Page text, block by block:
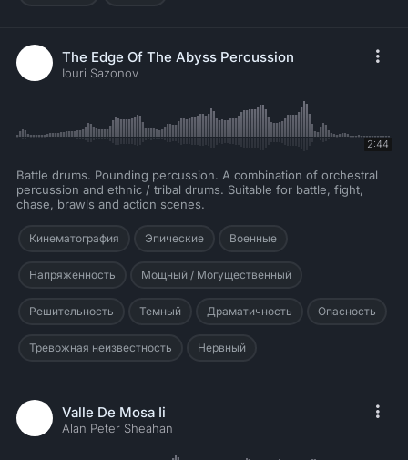
The Edge Of The Abyss Percussion
Iouri Sazonov
2:44
Battle drums. Pounding percussion. A combination of orchestral
percussion and ethnic / tribal drums. Suitable for battle, fight,
chase, brawls and action scenes.
Кинематография Эпические Военные
Напряженность Мощный / Могущественный
Решительность Темный Драматичность Опасность
Тревожная неизвестность Нервный
Valle De Mosa Ii
Alan Peter Sheahan